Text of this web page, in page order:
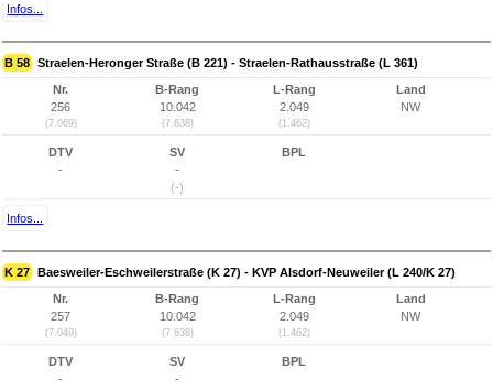
Infos...
B 58 Straelen-Heronger Straße (B 221) - Straelen-Rathausstraße (L 361)
Nr.
256
(7.069)
B-Rang
10.042
(7.638)
L-Rang
2.049
(1.462)
Land
NW
DTV
-
SV
-
(-)
BPL
Infos...
K 27 Baesweiler-Eschweilerstraße (K 27) - KVP Alsdorf-Neuweiler (L 240/K 27)
Nr.
257
(7.049)
B-Rang
10.042
(7.638)
L-Rang
2.049
(1.462)
Land
NW
DTV
-
SV
-
BPL